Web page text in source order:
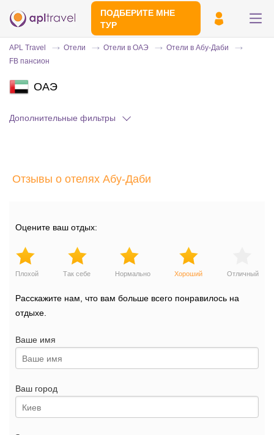
ПОДБЕРИТЕ МНЕ
ТУР
Отправьте свой номер телефона
Эксперт свяжется с вами и сделает
APL Travel Отели Отели в ОАЭ
Отели в Абу-Даби
FB пансион
ОАЭ
Дополнительные фильтры
Отзывы о отелях Абу-Даби
Оцените ваш отдых:
Плохой Так себе Нормально Хороший Отличный
Расскажите нам, что вам больше всего понравилось на
отдыхе.
Ваше имя
Ваш город